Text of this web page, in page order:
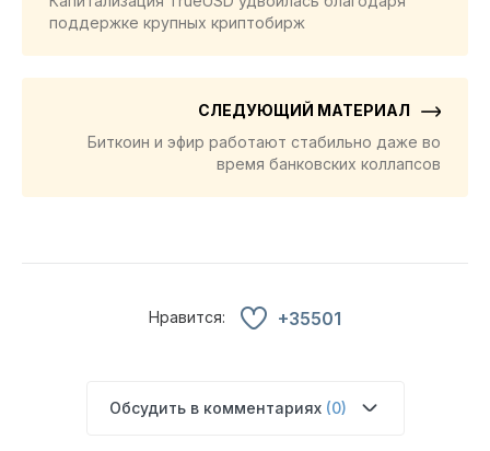
поддержке крупных криптобирж
СЛЕДУЮЩИЙ МАТЕРИАЛ
Биткоин и эфир работают стабильно даже во
время банковских коллапсов
Обсудить в комментариях (0)
Нравится: +35501